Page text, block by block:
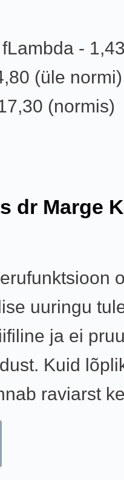
-
(üle normi)
(normis)
dr Marge
uuringu
ja ei
Kuid
raviarst